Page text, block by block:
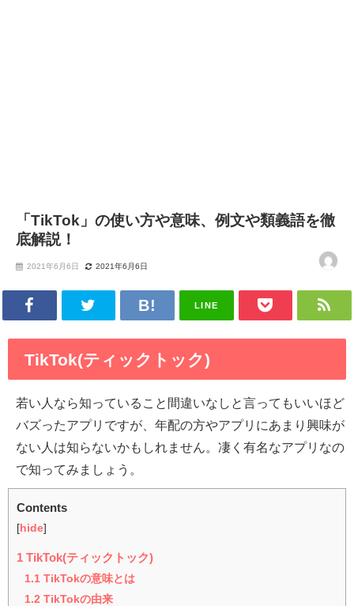
「TikTok」の使い方や意味、例文や類義語を徹
底解説！
2021年6月6日 2021年6月6日
LINE
TikTok(ティックトック)
若い人なら知っていること間違いなしと言ってもいいほど
バズったアプリですが、年配の方やアプリにあまり興味が
ない人は知らないかもしれません。凄く有名なアプリなの
で知ってみましょう。
Contents
[ hide]
1 TikTok(ティックトック)
1.1 TikTokの意味とは
1.2 TikTokの由来